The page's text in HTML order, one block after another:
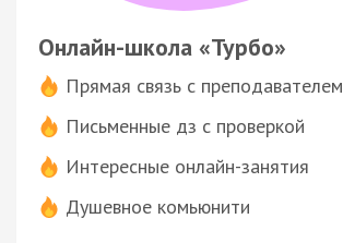
Онлайн-школа «Турбо»
Прямая связь с преподавателем
Письменные дз с проверкой
Интересные онлайн-занятия
Душевное комьюнити